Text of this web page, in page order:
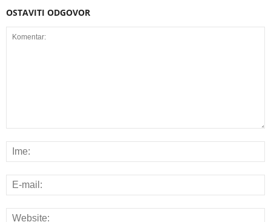
OSTAVITI ODGOVOR